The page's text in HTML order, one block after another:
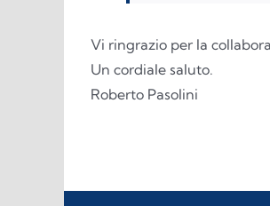
Vi ringrazio per la
Un cordiale saluto.
Roberto Pasolini